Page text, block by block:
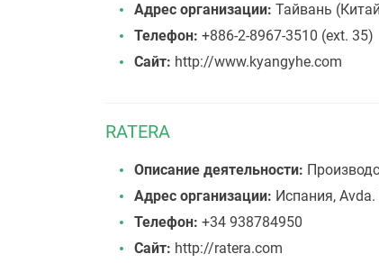
Адрес организации: Тайвань
Телефон: +886-2-8967-3510 (ext. 35)
Сайт: http://www.kyangyhe.com
RATERA
Описание деятельности:
Адрес организации: Испания,
Телефон: +34 938784950
Сайт: http://ratera.com